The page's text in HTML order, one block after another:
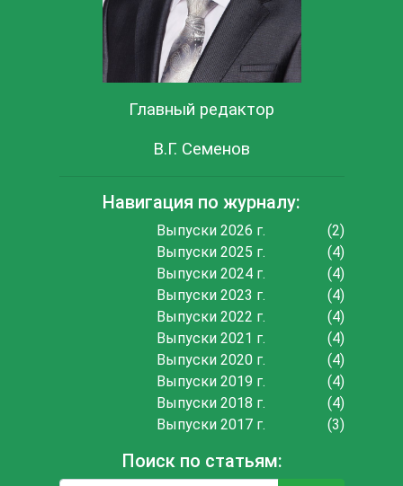
Главный редактор
В.Г. Семенов
Навигация по журналу:
Выпуски 2026 г.
(2)
Выпуски 2025 г.
(4)
Выпуски 2024 г.
(4)
Выпуски 2023 г.
(4)
Выпуски 2022 г.
(4)
Выпуски 2021 г.
(4)
Выпуски 2020 г.
(4)
Выпуски 2019 г.
(4)
Выпуски 2018 г.
(4)
Выпуски 2017 г.
(3)
Поиск по статьям: